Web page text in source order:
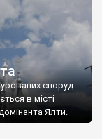
споруд
в місті
Ялти.